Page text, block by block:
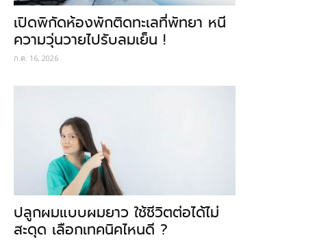
เปิดพิกัดห้องพักติดทะเลที่พัทยา หนี
ความวุ่นวายไปรับลมเย็น !
ก.ค. 16, 2026
ปลูกผมแบบผมยาว ใช้ชีวิตต่อได้ไม่
สะดุด เลือกเทคนิคไหนดี ?